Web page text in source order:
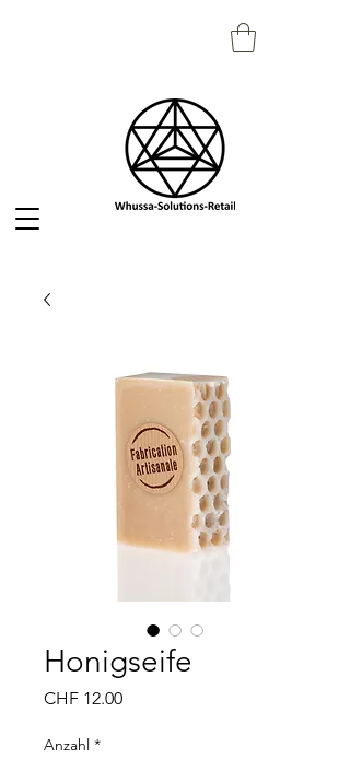
Honigseife
CHF 12.00Preis
Anzahl *